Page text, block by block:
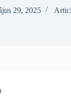
29, 2025